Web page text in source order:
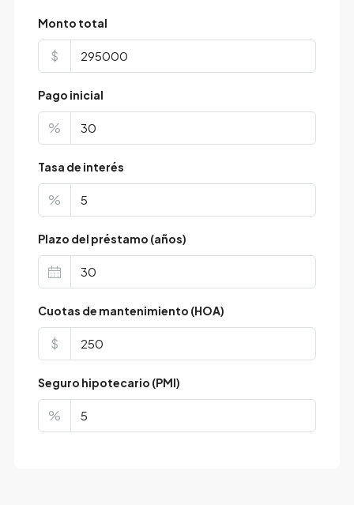
Monto total
$
Pago inicial
%
Tasa de interés
%
Plazo del préstamo (años)
Cuotas de mantenimiento (HOA)
$
Seguro hipotecario (PMI)
%